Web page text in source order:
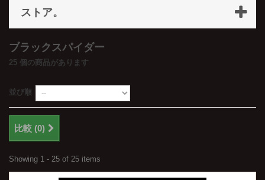
ストア。
ブラックスパイダー
25 個の商品があります
並び順
比較 (0)
Showing 1 - 25 of 25 items